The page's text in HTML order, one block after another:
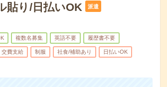
貼り/日払いOK 派遣
複数名募集 英語不要 履歴書不要
交費支給 制服 社食/補助あり 日払いOK